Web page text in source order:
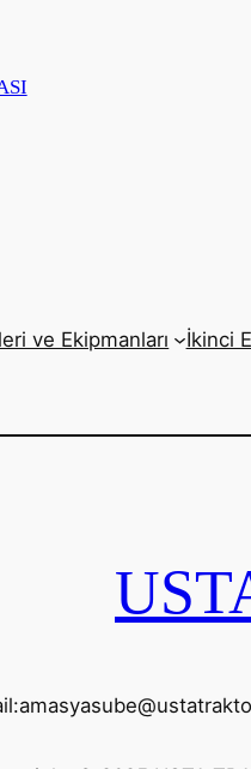
ve Ekipmanları İkinci